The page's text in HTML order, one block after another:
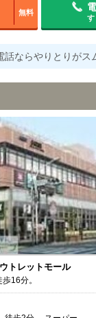
無料
す
話ならやりとりがス
トレットモール
16分。